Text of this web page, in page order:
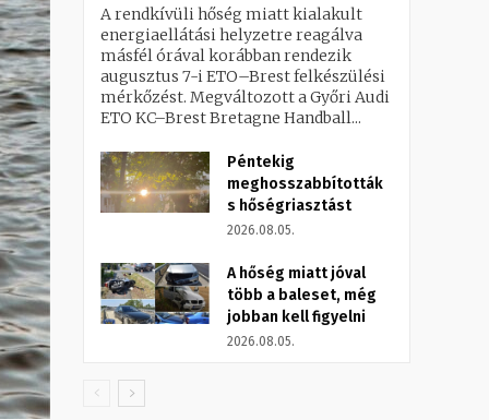
A rendkívüli hőség miatt kialakult
energiaellátási helyzetre reagálva
másfél órával korábban rendezik
augusztus 7-i ETO–Brest felkészülési
mérkőzést. Megváltozott a Győri Audi
ETO KC–Brest Bretagne Handball...
Péntekig
meghosszabbították
s hőségriasztást
2026.08.05.
A hőség miatt jóval
több a baleset, még
jobban kell figyelni
2026.08.05.